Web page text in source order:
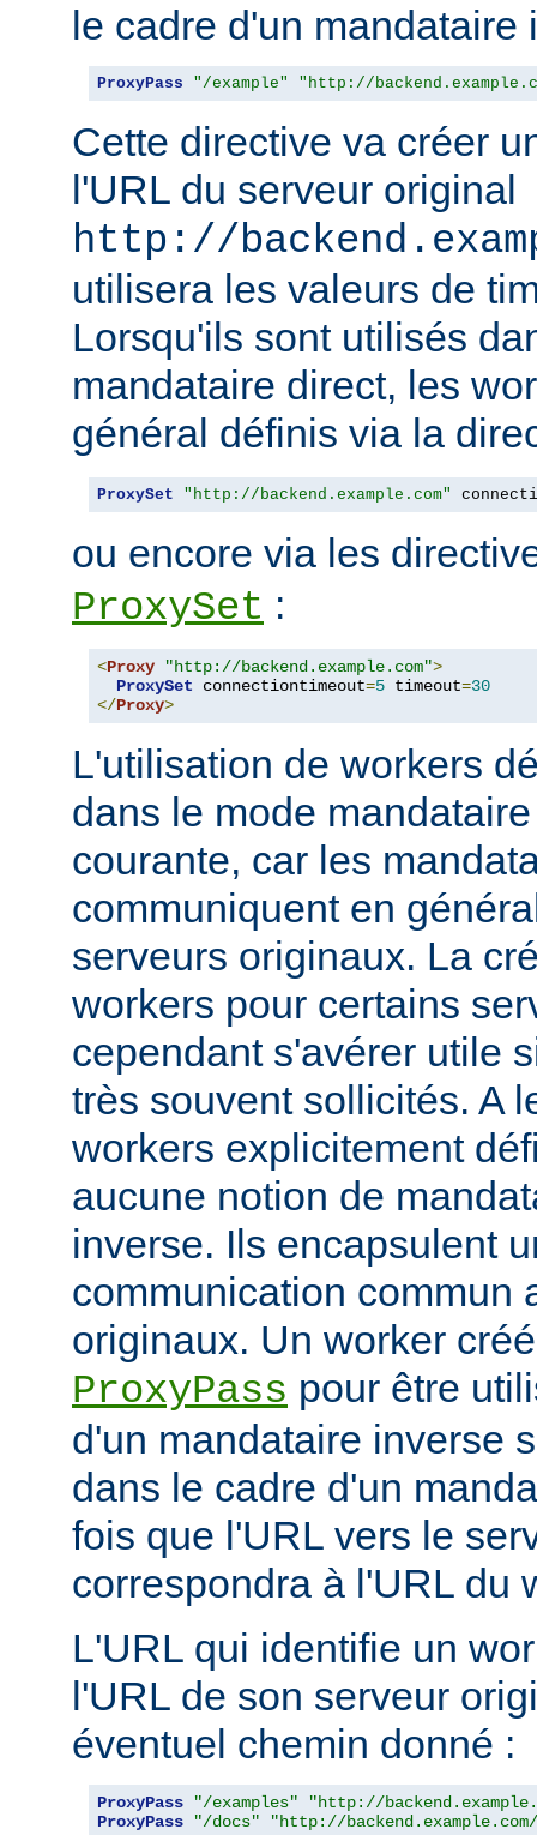
le cadre d'un mandataire
ProxyPass "/example" "http://
Cette directive va créer
l'URL du serveur original
http://
utilisera les valeurs de
Lorsqu'ils sont utilisés
mandataire direct, les
général définis via la
ProxySet "http://backend.example.com"
ou encore via les
ProxySet :
<Proxy "http://backend.example.com">
ProxySet connectiontimeout=5 timeout=30
</Proxy>
L'utilisation de workers
dans le mode
courante, car les
communiquent en
serveurs originaux. La
workers pour certains
cependant s'avérer utile
très souvent sollicités. A
workers explicitement
aucune notion de
inverse. Ils encapsulent
communication commun
originaux. Un worker
ProxyPass pour être
d'un mandataire inverse
dans le cadre d'un
fois que l'URL vers le
correspondra à l'URL du
L'URL qui identifie un
l'URL de son serveur
éventuel chemin donné :
ProxyPass "/examples"
"http://
ProxyPass
"/docs" "http://